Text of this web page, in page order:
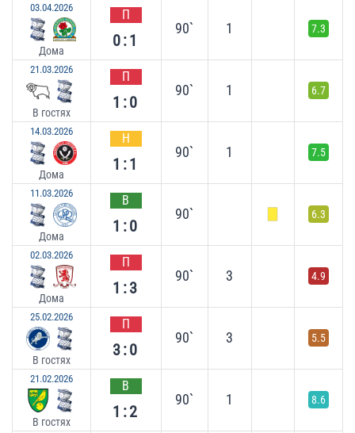
03.04.2026
Дома
П
0:1
90` 1 7.3
21.03.2026
В гостях
П
1:0
90` 1 6.7
14.03.2026
Дома
Н
1:1
90` 1 7.5
11.03.2026
Дома
В
1:0
90` 6.3
02.03.2026
Дома
П
1:3
90` 3 4.9
25.02.2026
В гостях
П
3:0
90` 3 5.5
21.02.2026
В гостях
В
1:2
90` 1 8.6